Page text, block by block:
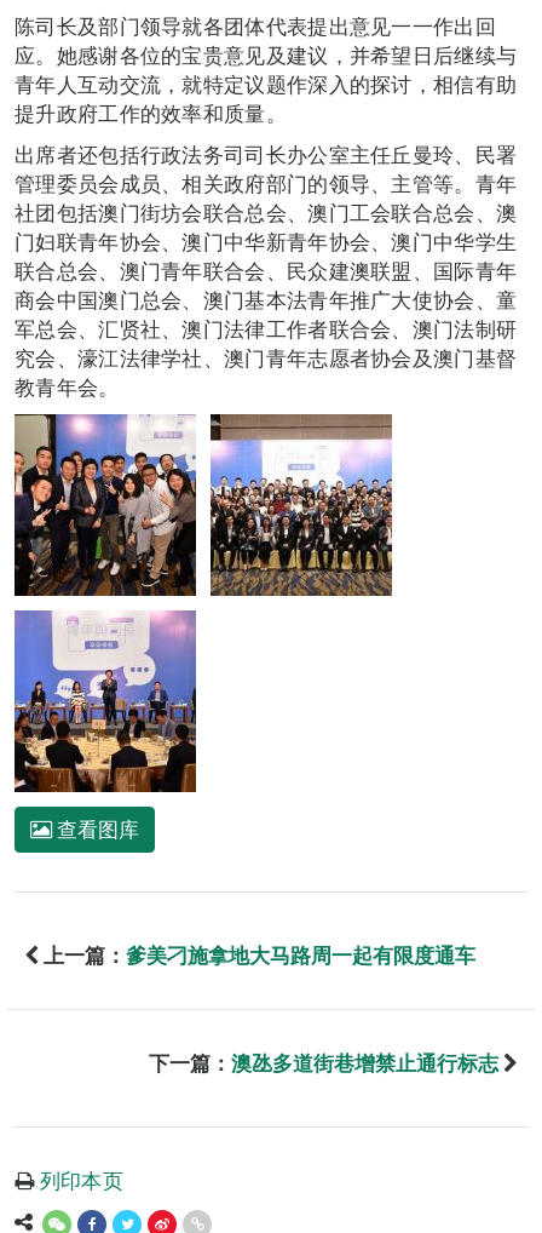
陈司长及部门领导就各团体代表提出意见一一作出回
应。她感谢各位的宝贵意见及建议，并希望日后继续与
青年人互动交流，就特定议题作深入的探讨，相信有助
提升政府工作的效率和质量。
出席者还包括行政法务司司长办公室主任丘曼玲、民署
管理委员会成员、相关政府部门的领导、主管等。青年
社团包括澳门街坊会联合总会、澳门工会联合总会、澳
门妇联青年协会、澳门中华新青年协会、澳门中华学生
联合总会、澳门青年联合会、民众建澳联盟、国际青年
商会中国澳门总会、澳门基本法青年推广大使协会、童
军总会、汇贤社、澳门法律工作者联合会、澳门法制研
究会、濠江法律学社、澳门青年志愿者协会及澳门基督
教青年会。
查看图库
上一篇： 爹美刁施拿地大马路周一起有限度通车
下一篇： 澳氹多道街巷增禁止通行标志
列印本页